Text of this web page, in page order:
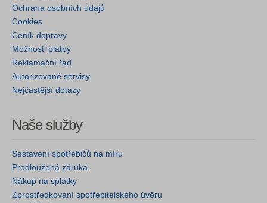
Ochrana osobních údajů
Cookies
Ceník dopravy
Možnosti platby
Reklamační řád
Autorizované servisy
Nejčastější dotazy
Naše služby
Sestavení spotřebičů na míru
Prodloužená záruka
Nákup na splátky
Zprostředkování spotřebitelského úvěru